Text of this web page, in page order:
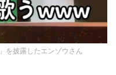
を披露したエンゾウさん